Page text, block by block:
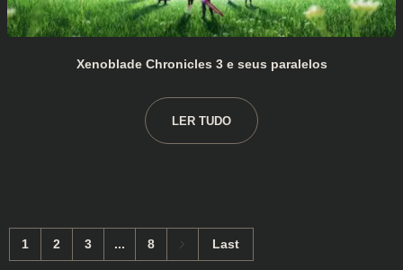
Xenoblade Chronicles 3 e seus paralelos
LER TUDO
1 2 3 ... 8 Last